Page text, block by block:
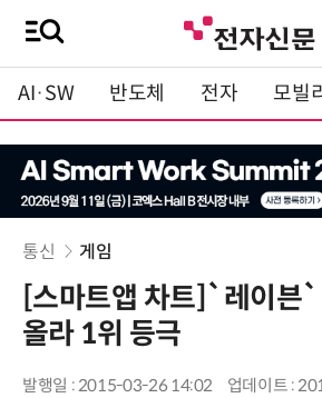
AI·SW 반도체 전자 모빌
통신 게임
[스마트앱 차트]`레이븐`
올라 1위 등극
발행일 : 2015-03-26 14:02
업데이트 :